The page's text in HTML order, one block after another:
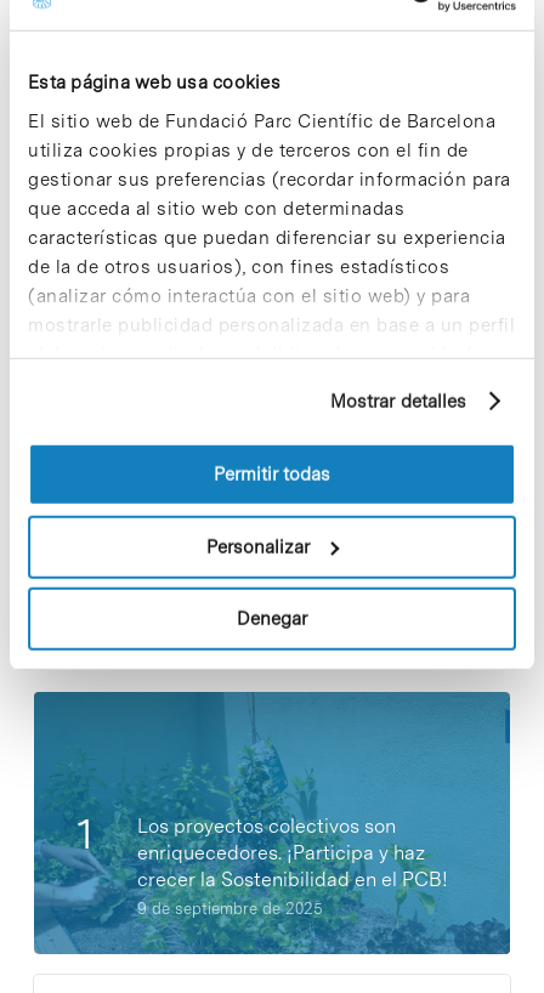
Esta página web usa cookies
El sitio web de Fundació Parc Científic de Barcelona
utiliza cookies propias y de terceros con el fin de
gestionar sus preferencias (recordar información para
que acceda al sitio web con determinadas
características que puedan diferenciar su experiencia
de la de otros usuarios), con fines estadísticos
(analizar cómo interactúa con el sitio web) y para
mostrarle publicidad personalizada en base a un perfil
elaborado a partir de sus hábitos de navegación (por
información sobre las cookies puede consultar
la Política de cookies del sitio web.
Mostrar detalles
Permitir todas
Personalizar
Denegar
facilitarán la visibilidad y el funcionamiento del
actividad de búsqueda y conocimiento del sur de
Europa.
En la visita del futuro Portal del Conocimiento,
asistieron también, por parte del Ayuntamiento, el
primer teniente de alcalde, Francesc Xavier Casas;
por parte de la UB, el director general del PCB,
Fernando Albericio, y el director del Área de
Proyectos, Oriol Ripoll, y por parte de la UPC, el
presidente del Consejo Social, Ramon Folch, y la
vicerrectora de Planificación y Programación de
Noticias más vistas
Los proyectos colectivos son
enriquecedores. ¡Participa y haz
crecer la Sostenibilidad en el PCB!
9 de septiembre de 2025